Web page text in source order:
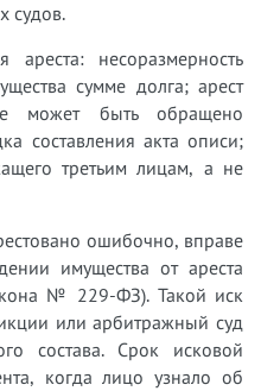
судов.
несоразмерность
сумме долга; арест
может быть обращено
составления акта описи;
третьим лицам, а не
ошибочно, вправе
имущества от ареста
№ 229-ФЗ). Такой иск
или арбитражный суд
состава. Срок исковой
когда лицо узнало об